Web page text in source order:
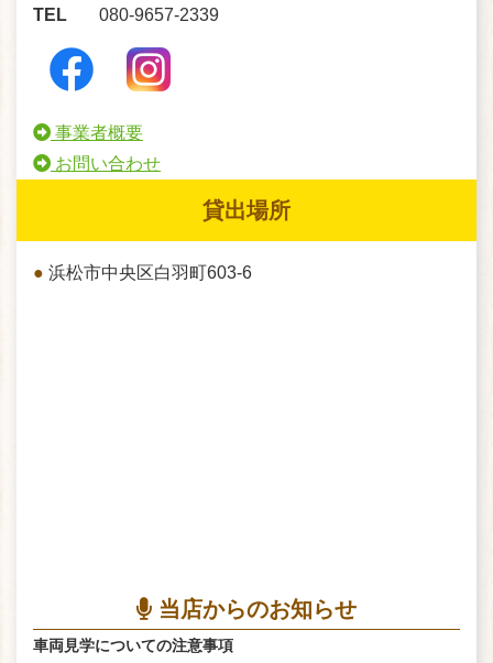
TEL
080-9657-2339
事業者概要
お問い合わせ
貸出場所
● 浜松市中央区白羽町603-6
当店からのお知らせ
車両見学についての注意事項